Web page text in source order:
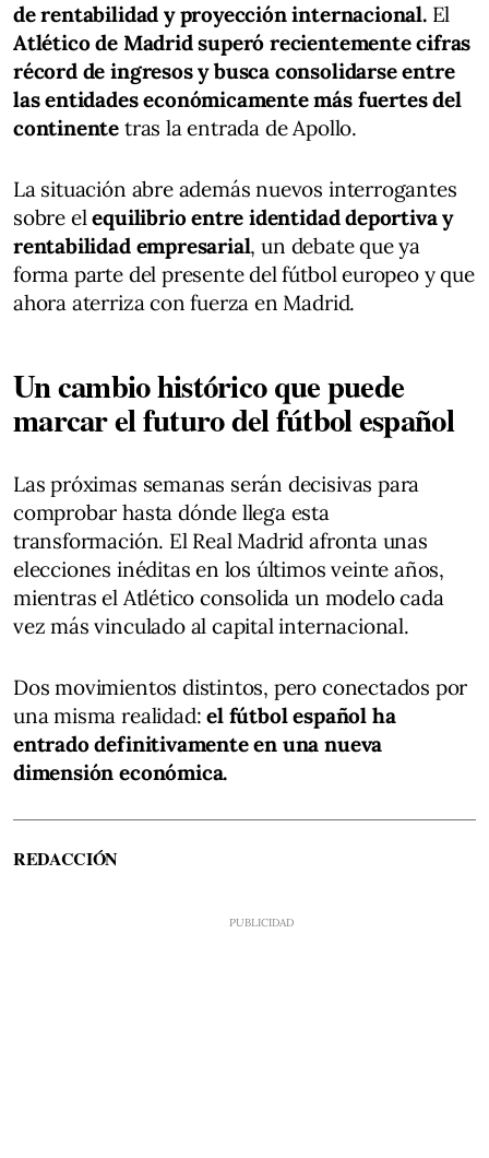
de rentabilidad y proyección internacional. El
Atlético de Madrid superó recientemente cifras
récord de ingresos y busca consolidarse entre
las entidades económicamente más fuertes del
continente tras la entrada de Apollo.
La situación abre además nuevos interrogantes
sobre elequilibrio entre identidad deportiva y
rentabilidad empresarial, un debate que ya
forma parte del presente del fútbol europeo y que
ahora aterriza con fuerza en Madrid.
Un cambio histórico que puede
marcar el futuro del fútbol español
Las próximas semanas serán decisivas para
comprobar hasta dónde llega esta
transformación. El Real Madrid afronta unas
elecciones inéditas en los últimos veinte años,
mientras el Atlético consolida un modelo cada
vez más vinculado al capital internacional.
Dos movimientos distintos, pero conectados por
una misma realidad:el fútbol español ha
entrado definitivamente en una nueva
dimensión económica.
REDACCIÓN